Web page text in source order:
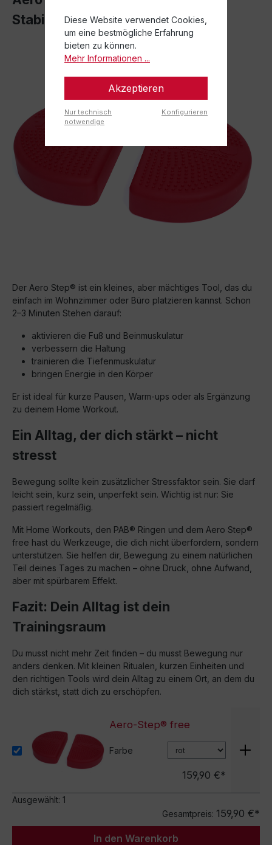
Stabilität im Alltag
Der Aero Step® ist ein kleines, aber mächtiges Tool, das du
einfach im Wohnzimmer oder Büro platzieren kannst. Schon
2–3 Minuten Stehen darauf:
aktivieren die Fuß und Beinmuskulatur
verbessern die Haltung
trainieren die Tiefenmuskulatur
bringen Energie in den Körper
Er ist ideal für kurze Pausen, Warm-ups oder als Ergänzung
zu deinem Home Workout.
Ein Alltag, der dich stärkt – nicht
stresst
Bewegung sollte kein zusätzlicher Stressfaktor sein. Sie darf
leicht sein, kurz sein, unperfekt sein. Wichtig ist nur: Sie
passiert regelmäßig.
Mit Home Workouts, den PAB® Ringen und dem Aero Step®
free hast du Werkzeuge, die dich nicht überfordern, sondern
unterstützen. Sie helfen dir, Bewegung zu einem natürlichen
Teil deines Tages zu machen – ohne Druck, ohne Aufwand,
aber mit spürbarem Effekt.
Fazit: Dein Alltag ist dein
Trainingsraum
Du musst nicht mehr Zeit finden – du musst Bewegung nur
anders denken. Mit kleinen Ritualen, kurzen Einheiten und
den richtigen Tools wird dein Alltag zu einem Ort, an dem du
dich stärkst, statt dich zu erschöpfen.
Aero-Step® free
Farbe
159,90 €*
Ausgewählt: 1
Gesamtpreis: 159,90 €*
In den Warenkorb
Diese Website verwendet Cookies,
um eine bestmögliche Erfahrung
bieten zu können.
Mehr Informationen ...
Akzeptieren
Nur technisch
notwendige
Konfigurieren